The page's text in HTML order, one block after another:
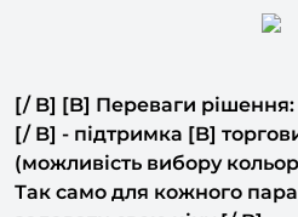
[/ B] [B] Переваги рішення:
[/ B] - підтримка [B]
(можливість вибору